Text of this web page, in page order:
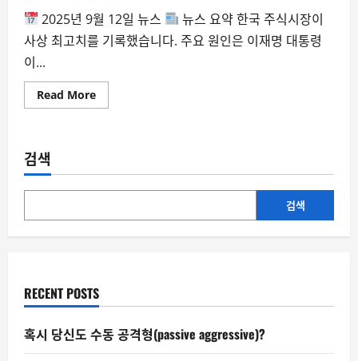
2025년 9월 12일 뉴스
뉴스 요약 한국 주식시장이
사상 최고치를 기록했습니다. 주요 원인은 이재명 대통령
이...
Read MoreRead
more
사
최
치,
자
심
리
검색
검색
RECENT POSTS
혹시 당신도 수동 공격형(passive aggressive)?